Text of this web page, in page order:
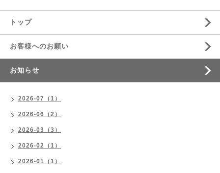
トップ
お客様へのお願い
お知らせ
2026-07（1）
2026-06（2）
2026-03（3）
2026-02（1）
2026-01（1）